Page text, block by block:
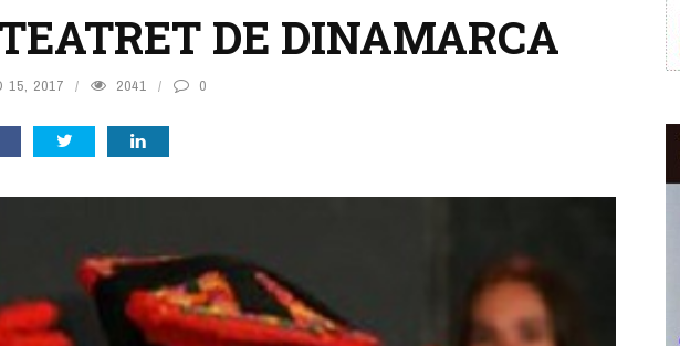
DE DINAMARCA
15, 2017 2041 0